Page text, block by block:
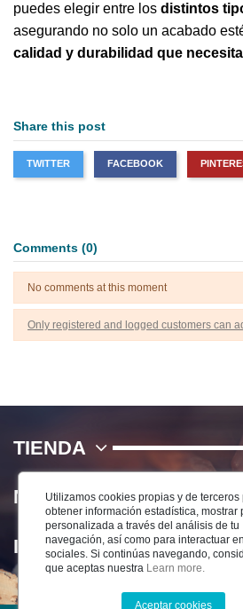
puedes elegir entre los distintos
asegurando no solo un acabado
calidad y durabilidad que
Share this post
TWITTER FACEBOOK
Comments (0)
No comments at this moment
Only registered and logged customers can
TIENDA
NOSOTROS
INFORMACIÓN
Utilizamos cookies propias y de terceros
obtener información estadística, mostrar
personalizada a través del análisis de tu
navegación, así como para interactuar
sociales. Si continúas navegando,
que aceptas nuestra Learn more.
Aceptar cookies